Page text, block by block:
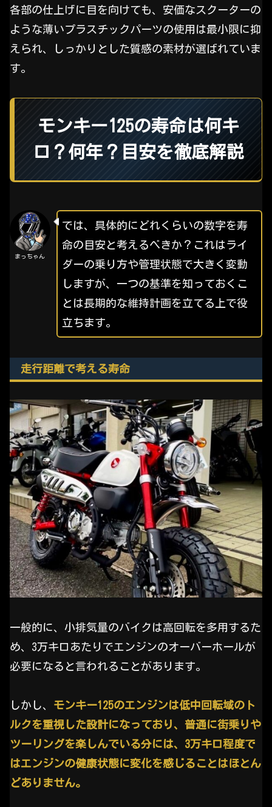
各部の仕上げに目を向けても、安価なスクーターの
ような薄いプラスチックパーツの使用は最小限に抑
えられ、しっかりとした質感の素材が選ばれていま
す。
モンキー125の寿命は何キ
ロ？何年？目安を徹底解説
まっちゃん
では、具体的にどれくらいの数字を寿
命の目安と考えるべきか？これはライ
ダーの乗り方や管理状態で大きく変動
しますが、一つの基準を知っておくこ
とは長期的な維持計画を立てる上で役
立ちます。
走行距離で考える寿命
一般的に、小排気量のバイクは高回転を多用するた
め、3万キロあたりでエンジンのオーバーホールが
必要になると言われることがあります。
しかし、 モンキー125のエンジンは低中回転域のト
ルクを重視した設計になっており、普通に街乗りや
ツーリングを楽しんでいる分には、3万キロ程度で
はエンジンの健康状態に変化を感じることはほとん
どありません。